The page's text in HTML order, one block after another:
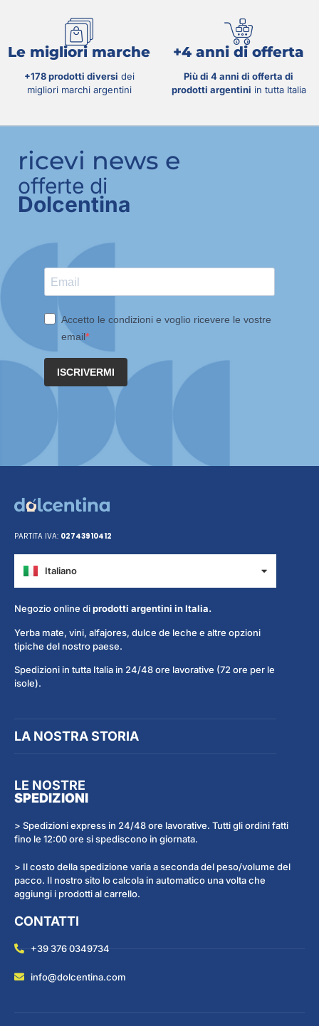
Le migliori marche
+178 prodotti diversi dei
migliori marchi argentini
+4 anni di offerta
Più di 4 anni di offerta di
prodotti argentini in tutta Italia
ricevi news e
offerte di
Dolcentina
Accetto le condizioni e voglio ricevere le vostre
email
ISCRIVERMI
PARTITA IVA: 02743910412
Italiano
Español
Negozio online diprodotti argentini in Italia.
Yerba mate, vini, alfajores, dulce de leche e altre opzioni
tipiche del nostro paese.
Spedizioni in tutta Italia in 24/48 ore lavorative (72 ore per le
isole).
LA NOSTRA STORIA
LE NOSTRE
SPEDIZIONI
> Spedizioni express in 24/48 ore lavorative. Tutti gli ordini fatti
fino le 12:00 ore si spediscono in giornata.
> Il costo della spedizione varia a seconda del peso/volume del
pacco. Il nostro sito lo calcola in automatico una volta che
aggiungi i prodotti al carrello.
CONTATTI
+39 376 0349734
info@dolcentina.com